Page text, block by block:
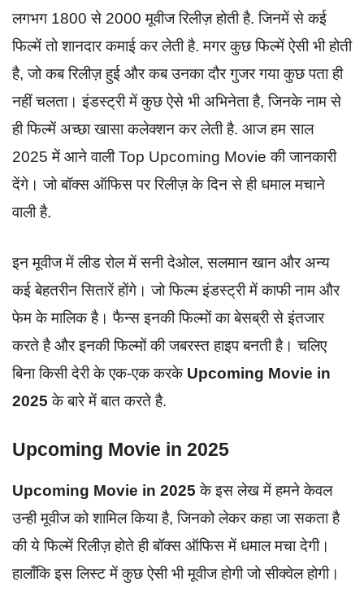
लगभग 1800 से 2000 मूवीज रिलीज़ होती है. जिनमें से कई
फिल्में तो शानदार कमाई कर लेती है. मगर कुछ फिल्में ऐसी भी होती
है, जो कब रिलीज़ हुई और कब उनका दौर गुजर गया कुछ पता ही
नहीं चलता। इंडस्ट्री में कुछ ऐसे भी अभिनेता है, जिनके नाम से
ही फिल्में अच्छा खासा कलेक्शन कर लेती है. आज हम साल
2025 में आने वाली Top Upcoming Movie की जानकारी
देंगे। जो बॉक्स ऑफिस पर रिलीज़ के दिन से ही धमाल मचाने
वाली है.
इन मूवीज में लीड रोल में सनी देओल, सलमान खान और अन्य
कई बेहतरीन सितारें होंगे। जो फिल्म इंडस्ट्री में काफी नाम और
फेम के मालिक है। फैन्स इनकी फिल्मों का बेसब्री से इंतजार
करते है और इनकी फिल्मों की जबरस्त हाइप बनती है। चलिए
बिना किसी देरी के एक-एक करके Upcoming Movie in
2025 के बारे में बात करते है.
Upcoming Movie in 2025
Upcoming Movie in 2025के इस लेख में हमने केवल
उन्ही मूवीज को शामिल किया है, जिनको लेकर कहा जा सकता है
की ये फिल्में रिलीज़ होते ही बॉक्स ऑफिस में धमाल मचा देगी।
हालाँकि इस लिस्ट में कुछ ऐसी भी मूवीज होगी जो सीक्वेल होगी।